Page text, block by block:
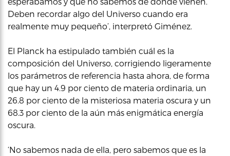
Deben recordar algo del Universo cuando era
realmente muy pequeño’, interpretó Giménez.
El Planck ha estipulado también cuál es la
composición del Universo, corrigiendo ligeramente
los parámetros de referencia hasta ahora, de forma
que hay un 4.9 por ciento de materia ordinaria, un
26.8 por ciento de la misteriosa materia oscura y un
68.3 por ciento de la aún más enigmática energía
oscura.
‘No sabemos nada de ella, pero sabemos que es la